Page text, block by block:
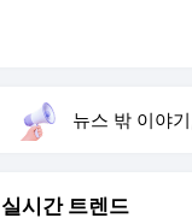
뉴스 밖 이야기,
실시간 트렌드